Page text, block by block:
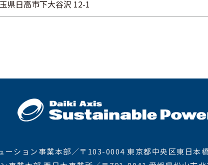
県日高市下大谷沢 12-1
ーション事業本部／〒103-0004 東京都中央区東日